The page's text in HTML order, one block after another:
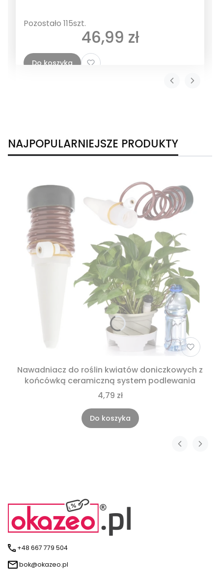
Pozostało 115szt.
Cena
46,99 zł
Do koszyka
NAJPOPULARNIEJSZE PRODUKTY
Nawadniacz do roślin kwiatów doniczkowych z
końcówką ceramiczną system podlewania
4,79 zł
Do koszyka
+48 667 779 504
bok@okazeo.pl